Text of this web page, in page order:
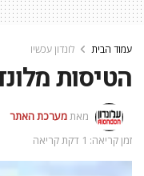
עמוד הבית לונדון עכשיו
הטיסות
מאתמערכת האתר
זמן קריאה: 1 דקת קריאה